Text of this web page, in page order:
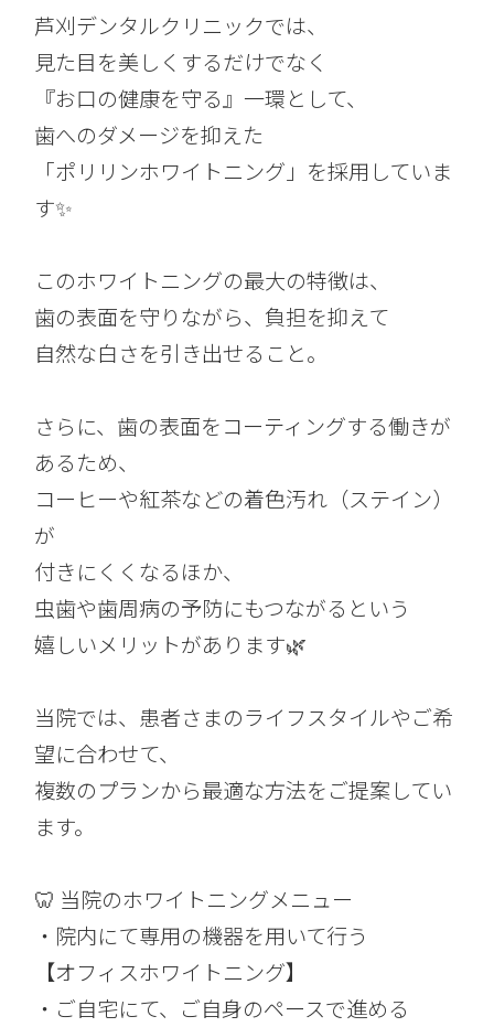
芦刈デンタルクリニックでは、
見た目を美しくするだけでなく
『お口の健康を守る』一環として、
歯へのダメージを抑えた
「ポリリンホワイトニング」を採用していま
す✨
このホワイトニングの最大の特徴は、
歯の表面を守りながら、負担を抑えて
自然な白さを引き出せること。
さらに、歯の表面をコーティングする働きが
あるため、
コーヒーや紅茶などの着色汚れ（ステイン）
が
付きにくくなるほか、
虫歯や歯周病の予防にもつながるという
嬉しいメリットがあります🌿
当院では、患者さまのライフスタイルやご希
望に合わせて、
複数のプランから最適な方法をご提案してい
ます。
🦷 当院のホワイトニングメニュー
・院内にて専用の機器を用いて行う
【オフィスホワイトニング】
・ご自宅にて、ご自身のペースで進める